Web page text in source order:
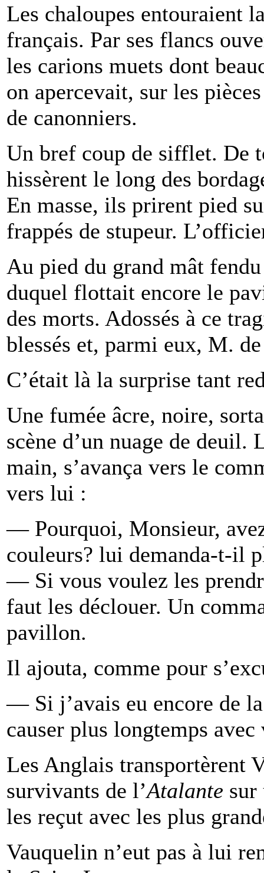
Les chaloupes entouraient
français. Par ses flancs
les carions muets dont
on apercevait, sur les
de canonniers.
Un bref coup de sifflet. De
hissèrent le long des
En masse, ils prirent pied
frappés de stupeur.
Au pied du grand mât
duquel flottait encore le
des morts. Adossés à ce
blessés et, parmi eux, M.
C’était là la surprise tant
Une fumée âcre, noire,
scène d’un nuage de deuil.
main, s’avança vers le
vers lui :
— Pourquoi, Monsieur,
couleurs? lui demanda-t-il
— Si vous voulez les
faut les déclouer. Un
pavillon.
Il ajouta, comme pour
— Si j’avais eu encore de
causer plus longtemps avec
Les Anglais transportèrent
survivants de l’Atalante sur
les reçut avec les plus
Vauquelin n’eut pas à lui